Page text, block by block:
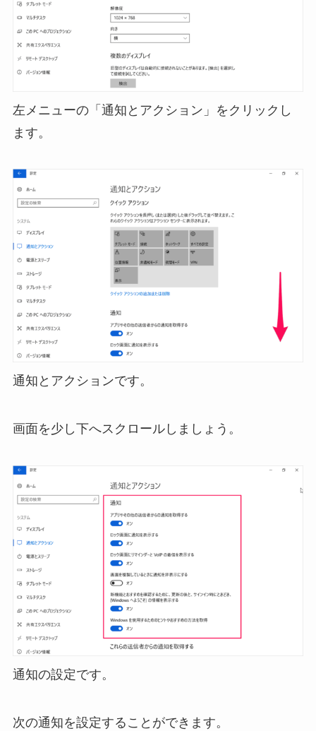
左メニューの「通知とアクション」をクリックし
ます。
通知とアクションです。
画面を少し下へスクロールしましょう。
通知の設定です。
次の通知を設定することができます。